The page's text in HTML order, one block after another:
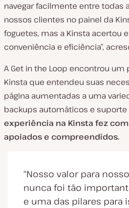
navegar facilmente entre todas
nossos clientes no painel da
foguetes, mas a Kinsta acertou
conveniência e eficiência”,
A Get in the Loop encontrou um
Kinsta que entendeu suas
página aumentadas a uma
backups automáticos e suporte
experiência na Kinsta fez
apoiados e compreendidos.
“Nosso valor para
nunca foi tão
e uma das pilares para